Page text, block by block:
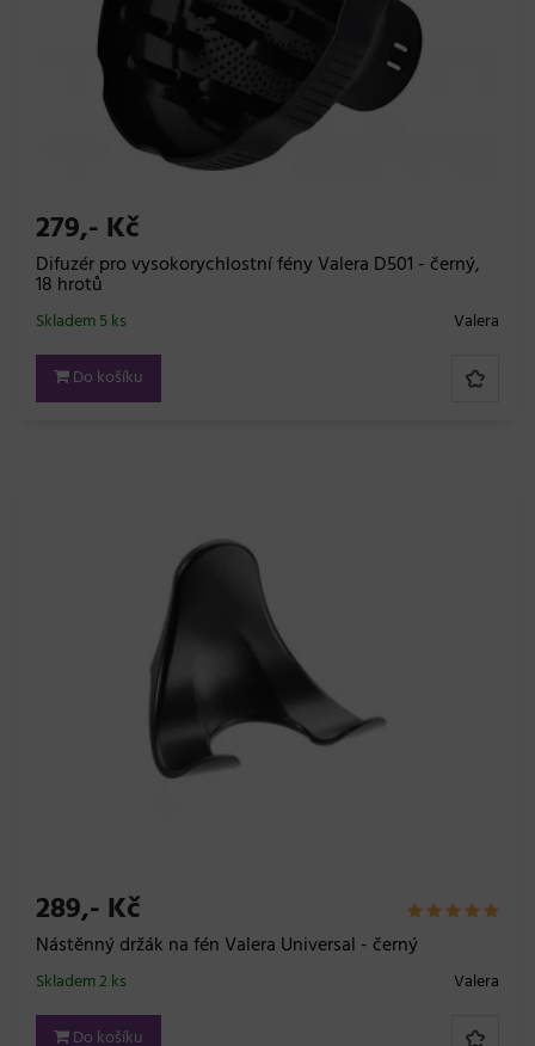
279,- Kč
Difuzér pro vysokorychlostní fény Valera D501 - černý,
18 hrotů
Valera
Skladem 5 ks
Do košíku
289,- Kč
Nástěnný držák na fén Valera Universal - černý
Valera
Skladem 2 ks
Do košíku